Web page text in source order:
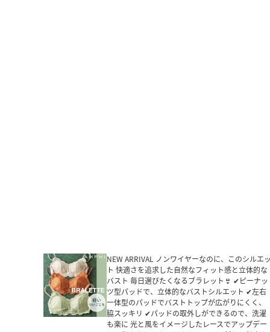
NEW ARRIVAL ノンワイヤーなのに、このシルエ
ト 快適さを追求した自然なフィット感と立体的な
バスト 毎日選びたくなるブラレット👙 ✔ピーナッ
ツ型パッドで、立体的なバストシルエット ✔左右
一体型のパッドでバストトップが広がりにくく、
脇スッキリ ✔パッドの取外しができるので、洗濯
も楽に 光と風をイメージしたレースでアップデー